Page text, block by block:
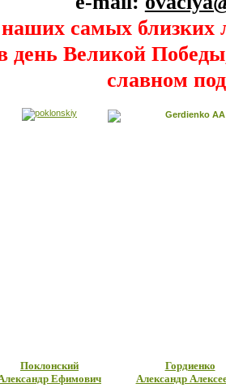
самых близких
день Великой
славном
Поклонский
Ефимович
Гордиенко
Александр